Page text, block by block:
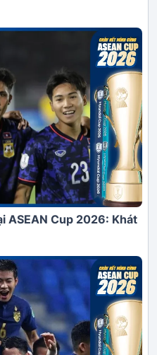
ASEAN Cup 2026: Khát